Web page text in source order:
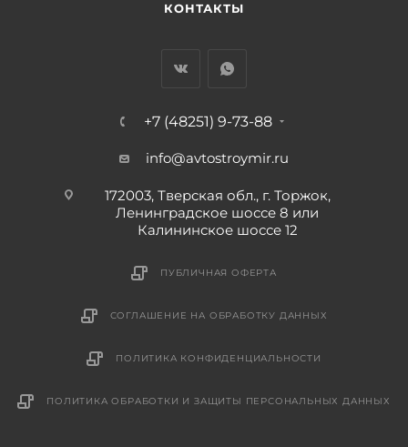
КОНТАКТЫ
+7 (48251) 9-73-88
info@avtostroymir.ru
172003, Тверская обл., г. Торжок,
Ленинградское шоссе 8 или
Калининское шоссе 12
ПУБЛИЧНАЯ ОФЕРТА
СОГЛАШЕНИЕ НА ОБРАБОТКУ ДАННЫХ
ПОЛИТИКА КОНФИДЕНЦИАЛЬНОСТИ
ПОЛИТИКА ОБРАБОТКИ И ЗАЩИТЫ ПЕРСОНАЛЬНЫХ ДАННЫХ